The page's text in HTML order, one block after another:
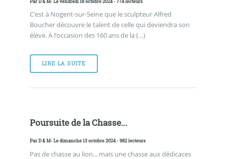
C’est à Nogent-sur-Seine que le sculpteur Alfred
Boucher découvre le talent de celle qui deviendra son
élève. À l’occasion des 160 ans de la (…)
LIRE LA SUITE
Poursuite de la Chasse...
ParD & M- Le dimanche 13 octobre 2024 - 982 lecteurs
Pas de chasse au lion... mais une chasse aux dédicaces